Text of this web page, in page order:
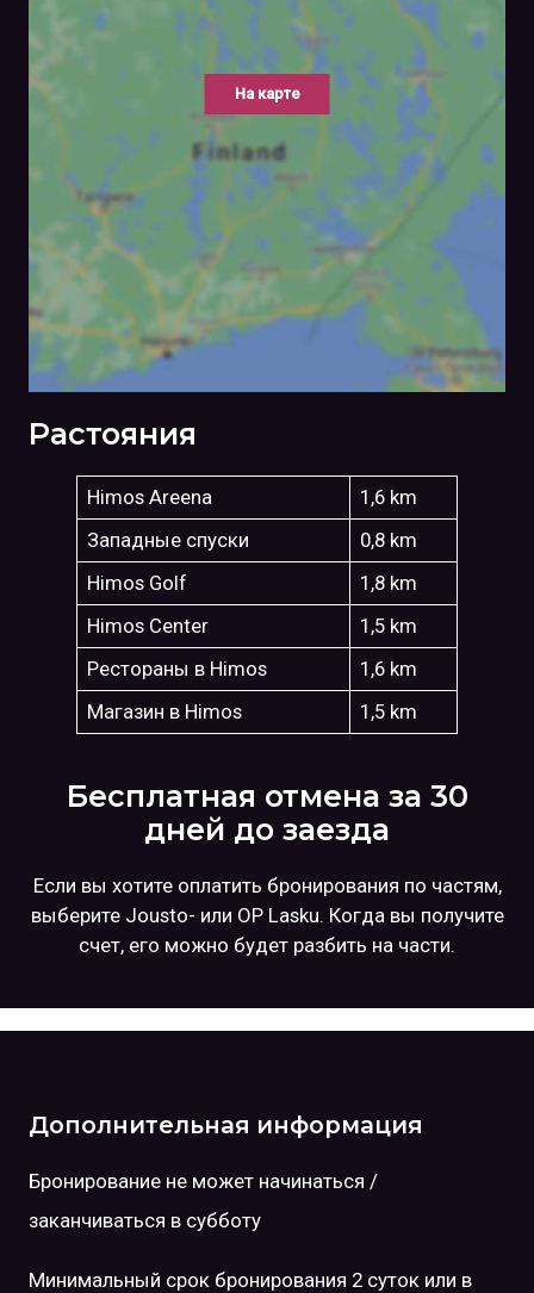
На карте
Растояния
Himos Areena
1,6 km
Западные спуски
0,8 km
Himos Golf
1,8 km
Himos Center
1,5 km
Рестораны в Himos
1,6 km
Магазин в Himos
1,5 km
Бесплатная отмена за 30
дней до заезда
Если вы хотите оплатить бронирования по частям,
выберите Jousto- или OP Lasku. Когда вы получите
счет, его можно будет разбить на части.
Дополнительная информация
Бронирование не может начинаться /
заканчиваться в субботу
Минимальный срок бронирования 2 суток или в